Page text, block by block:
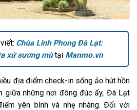
Chùa Linh Phong Đà Lạt:
xứ sương mùtại Manmo.vn
địa điểm check-in sống ảo hút hồn
giữa những nơi đông đúc ấy, Đà Lạt
yên bình và nhẹ nhàng. Đối với